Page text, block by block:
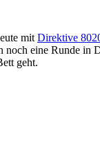
mit Direktive
noch eine Runde
geht.